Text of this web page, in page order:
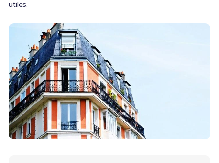
utiles.